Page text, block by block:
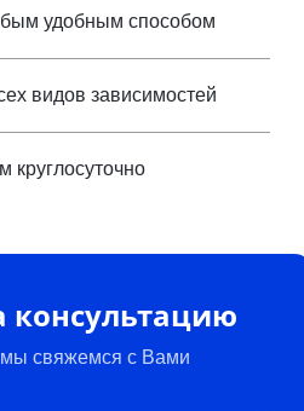
удобным способом
видов зависимостей
круглосуточно
консультацию
мы свяжемся с Вами